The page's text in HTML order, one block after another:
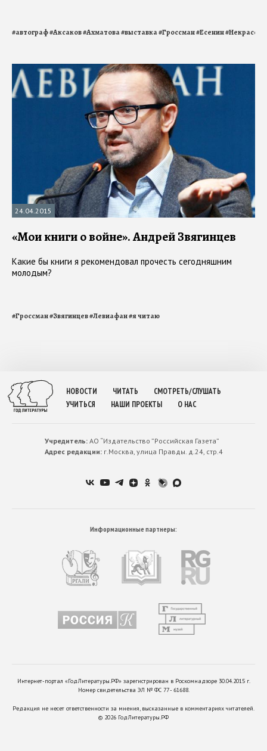
#автограф#Аксаков#Ахматова#выставка#Гроссман#Есенин#Некрасов
24.04.2015
«Мои книги о войне». Андрей Звягинцев
Какие бы книги я рекомендовал прочесть сегодняшним
молодым?
#Гроссман#Звягинцев#Левиафан#я читаю
НОВОСТИ ЧИТАТЬ
СМОТРЕТЬ/СЛУШАТЬ
УЧИТЬСЯ
НАШИ ПРОЕКТЫ О НАС
Учредитель:АО “Издательство ”Российская Газета”
Адрес редакции:г.Москва, улица Правды. д.24, стр.4
Информационные партнеры:
Интернет-портал «ГодЛитературы.РФ» зарегистрирован в Роскомнадзоре 30.04.2015 г.
Номер свидетельства ЭЛ № ФС 77 - 61688.
Редакция не несет ответственности за мнения, высказанные в комментариях читателей.
© 2026 ГодЛитературы.РФ